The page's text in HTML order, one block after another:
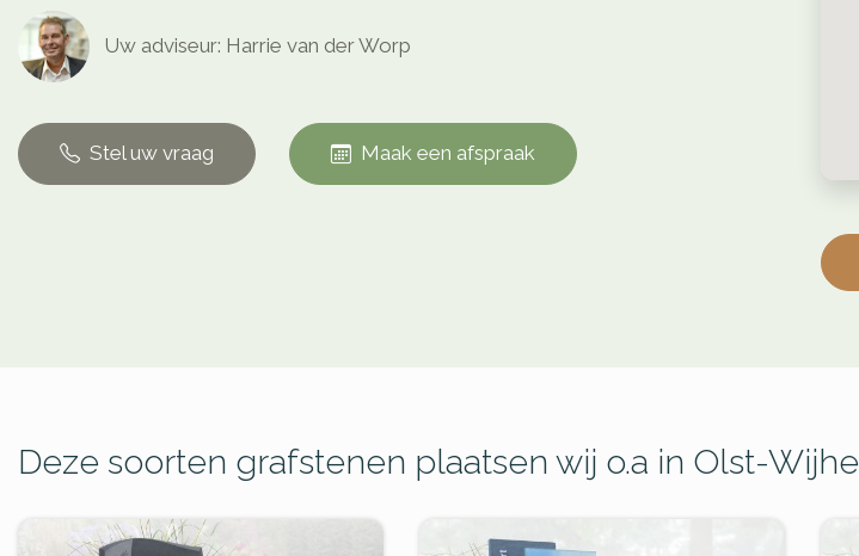
Uw adviseur: Harrie van der Worp
Stel uw vraag Maak een afspraak
Deze soorten grafstenen plaatsen wij o.a in Olst-Wijhe